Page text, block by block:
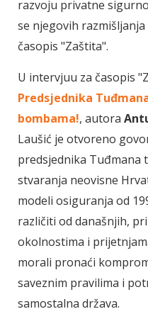
razvoju privatne
se njegovih
časopis "Zaštita".
U intervjuu za časopis
Predsjednika
bombama!, autora
Laušić je otvoreno
predsjednika
stvaranja neovisne
modeli osiguranja od
različiti od današnjih,
okolnostima i
morali pronaći
saveznim pravilima i
samostalna država.